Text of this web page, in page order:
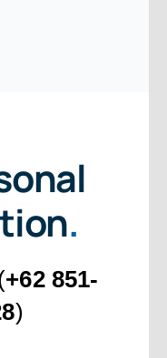
.
+62 851-
)